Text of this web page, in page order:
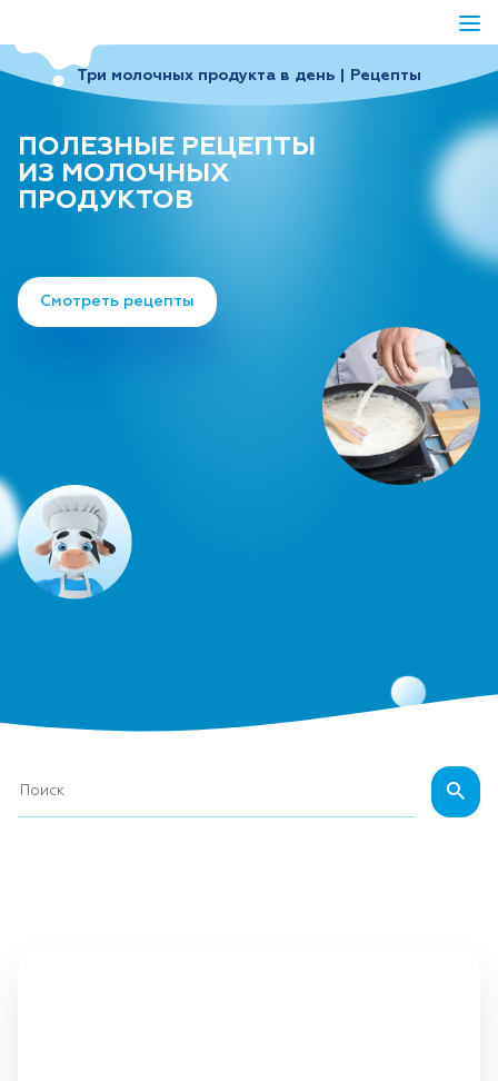
Три молочных продукта в день | Рецепты
ПОЛЕЗНЫЕ РЕЦЕПТЫ
ИЗ МОЛОЧНЫХ
ПРОДУКТОВ
Смотреть рецепты